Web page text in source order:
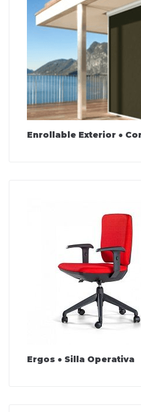
Enrollable Exterior ●
Ergos ● Silla Operativa